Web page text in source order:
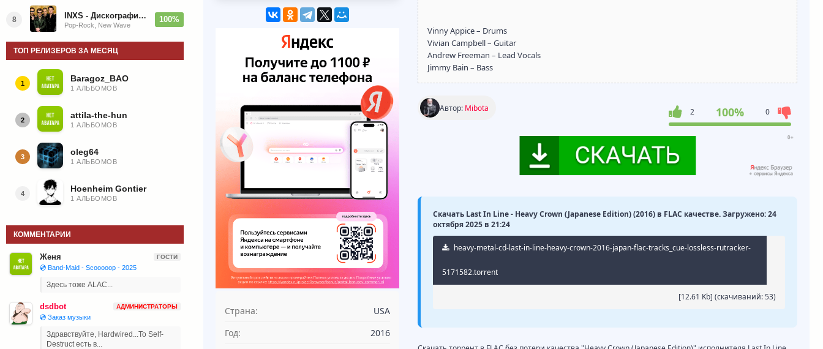
Страна:
USA
Год:
2016
Vinny Appice – Drums
Vivian Campbell – Guitar
Andrew Freeman – Lead Vocals
Jimmy Bain – Bass
Автор: Mibota 2 100% 0
Скачать Last In Line - Heavy Crown (Japanese Edition) (2016) в FLAC качестве. Загружено: 24
октября 2025 в 21:24
heavy-metal-cd-last-in-line-heavy-crown-2016-japan-flac-tracks_cue-lossless-rutracker-
5171582.torrent
[12.61 Kb] (cкачиваний: 53)
8 INXS - Дискография (1981-2004)
Pop-Rock, New Wave
100%
ТОП РЕЛИЗЕРОВ ЗА МЕСЯЦ
1 Baragoz_BAO
1 АЛЬБОМОВ
2 attila-the-hun
1 АЛЬБОМОВ
3 oleg64
1 АЛЬБОМОВ
4 Hoenheim Gontier
1 АЛЬБОМОВ
КОММЕНТАРИИ
Женя ГОСТИ
💿 Band-Maid - Scooooop - 2025
Здесь тоже ALAC...
dsdbot АДМИНИСТРАТОРЫ
💿 Заказ музыки
Здравствуйте, Hardwired...To Self-
Destruct есть в...